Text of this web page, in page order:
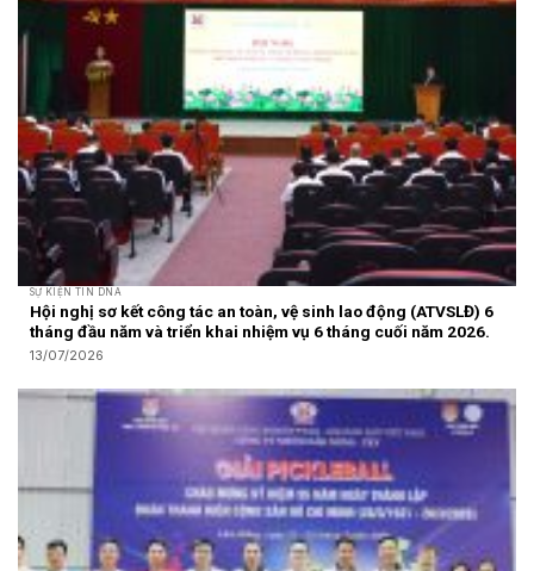
SỰ KIỆN TIN DNA
Hội nghị sơ kết công tác an toàn, vệ sinh lao động (ATVSLĐ) 6
tháng đầu năm và triển khai nhiệm vụ 6 tháng cuối năm 2026.
13/07/2026